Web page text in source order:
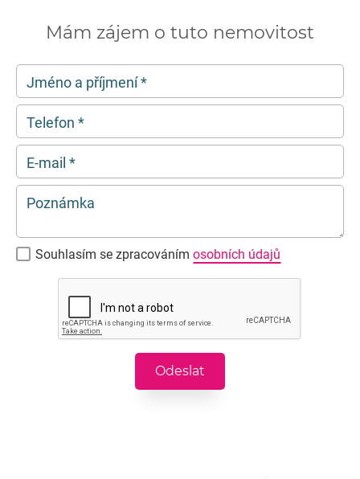
Mám zájem o tuto nemovitost
Jméno a příjmení*
Telefon *
E-mail *
Poznámka
Souhlasím se zpracováním osobních údajů